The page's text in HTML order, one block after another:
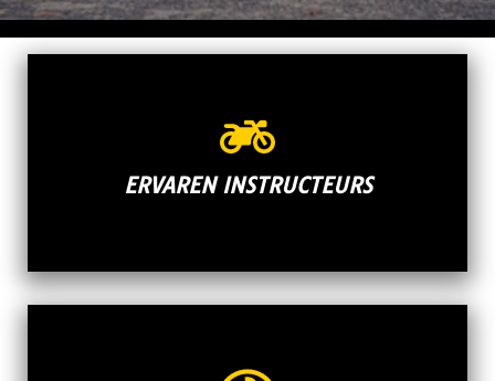
ERVAREN INSTRUCTEURS